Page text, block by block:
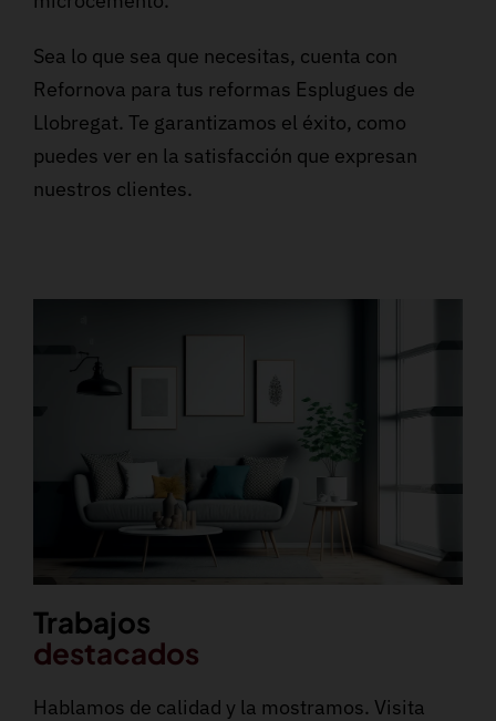
Sea lo que sea que necesitas, cuenta con
Refornova para tus reformas Esplugues de
Llobregat. Te garantizamos el éxito, como
puedes ver en la satisfacción que expresan
nuestros clientes.
Trabajos
destacados
Hablamos de calidad y la mostramos. Visita